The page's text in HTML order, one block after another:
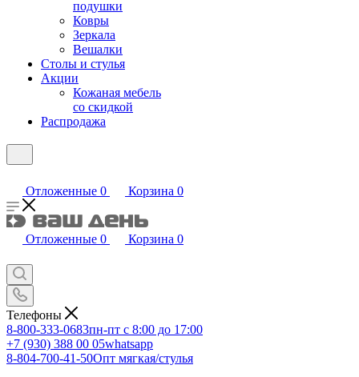
подушки
Ковры
Зеркала
Вешалки
Столы и стулья
Акции
Кожаная мебель
со скидкой
Распродажа
Отложенные 0 Корзина 0
Отложенные 0 Корзина 0
Телефоны
8-800-333-0683пн-пт с 8:00 до 17:00
+7 (930) 388 00 05whatsapp
8-804-700-41-50Опт мягкая/стулья